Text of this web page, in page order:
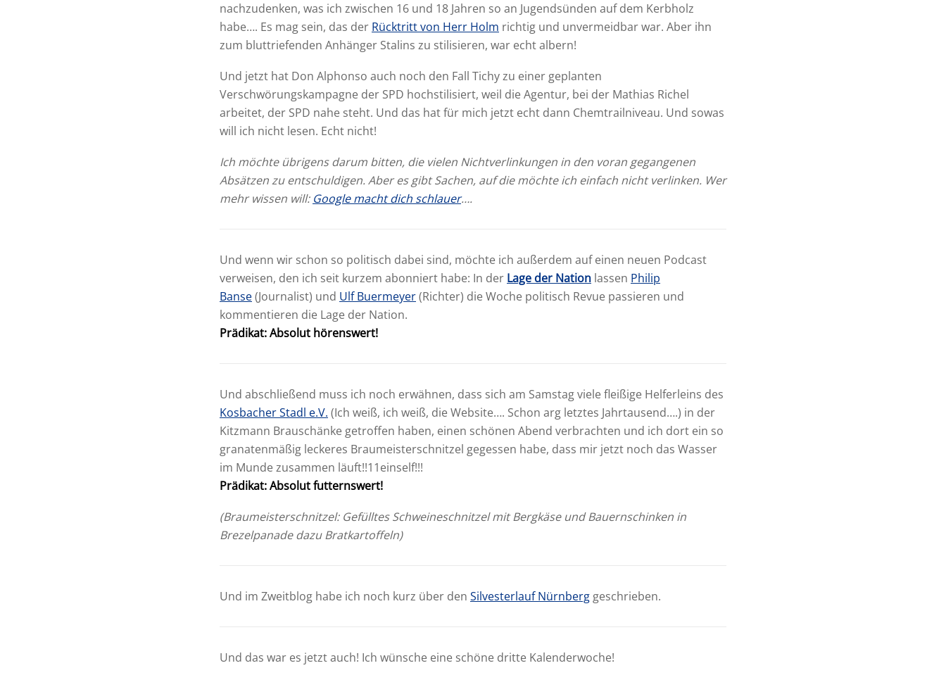
nachzudenken, was ich zwischen 16 und 18 Jahren so an Jugendsünden auf dem Kerbholz
habe…. Es mag sein, das der Rücktritt von Herr Holm richtig und unvermeidbar war. Aber ihn
zum bluttriefenden Anhänger Stalins zu stilisieren, war echt albern!
Und jetzt hat Don Alphonso auch noch den Fall Tichy zu einer geplanten
Verschwörungskampagne der SPD hochstilisiert, weil die Agentur, bei der Mathias Richel
arbeitet, der SPD nahe steht. Und das hat für mich jetzt echt dann Chemtrailniveau. Und sowas
will ich nicht lesen. Echt nicht!
Ich möchte übrigens darum bitten, die vielen Nichtverlinkungen in den voran gegangenen
Absätzen zu entschuldigen. Aber es gibt Sachen, auf die möchte ich einfach nicht verlinken. Wer
mehr wissen will: Google macht dich schlauer….
Und wenn wir schon so politisch dabei sind, möchte ich außerdem auf einen neuen Podcast
verweisen, den ich seit kurzem abonniert habe: In der Lage der Nation lassen Philip
Banse(Journalist) und Ulf Buermeyer(Richter) die Woche politisch Revue passieren und
kommentieren die Lage der Nation.
Prädikat: Absolut hörenswert!
Und abschließend muss ich noch erwähnen, dass sich am Samstag viele fleißige Helferleins des
Kosbacher Stadl e.V. (Ich weiß, ich weiß, die Website…. Schon arg letztes Jahrtausend….) in der
Kitzmann Brauschänke getroffen haben, einen schönen Abend verbrachten und ich dort ein so
granatenmäßig leckeres Braumeisterschnitzel gegessen habe, dass mir jetzt noch das Wasser
im Munde zusammen läuft!!11einself!!!
Prädikat: Absolut futternswert!
(Braumeisterschnitzel: Gefülltes Schweineschnitzel mit Bergkäse und Bauernschinken in
Brezelpanade dazu Bratkartoffeln)
Und im Zweitblog habe ich noch kurz über den Silvesterlauf Nürnberg geschrieben.
Und das war es jetzt auch! Ich wünsche eine schöne dritte Kalenderwoche!